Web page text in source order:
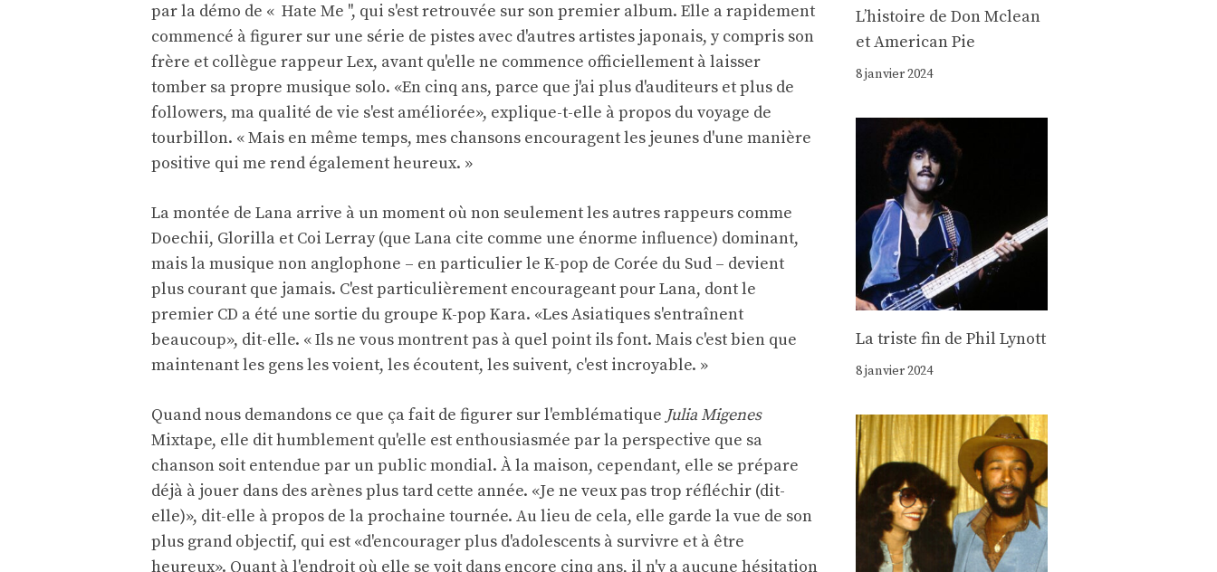
par la démo de « Hate Me '', qui s'est retrouvée sur son premier album. Elle a rapidement
commencé à figurer sur une série de pistes avec d'autres artistes japonais, y compris son
frère et collègue rappeur Lex, avant qu'elle ne commence officiellement à laisser
tomber sa propre musique solo. «En cinq ans, parce que j'ai plus d'auditeurs et plus de
followers, ma qualité de vie s'est améliorée», explique-t-elle à propos du voyage de
tourbillon. « Mais en même temps, mes chansons encouragent les jeunes d'une manière
positive qui me rend également heureux. »
La montée de Lana arrive à un moment où non seulement les autres rappeurs comme
Doechii, Glorilla et Coi Lerray (que Lana cite comme une énorme influence) dominant,
mais la musique non anglophone – en particulier le K-pop de Corée du Sud – devient
plus courant que jamais. C'est particulièrement encourageant pour Lana, dont le
premier CD a été une sortie du groupe K-pop Kara. «Les Asiatiques s'entraînent
beaucoup», dit-elle. « Ils ne vous montrent pas à quel point ils font. Mais c'est bien que
maintenant les gens les voient, les écoutent, les suivent, c'est incroyable. »
Quand nous demandons ce que ça fait de figurer sur l'emblématique Julia Migenes
Mixtape, elle dit humblement qu'elle est enthousiasmée par la perspective que sa
chanson soit entendue par un public mondial. À la maison, cependant, elle se prépare
déjà à jouer dans des arènes plus tard cette année. «Je ne veux pas trop réfléchir (dit-
elle)», dit-elle à propos de la prochaine tournée. Au lieu de cela, elle garde la vue de son
plus grand objectif, qui est «d'encourager plus d'adolescents à survivre et à être
heureux». Quant à l'endroit où elle se voit dans encore cinq ans, il n'y a aucune hésitation
Lʼhistoire de Don Mclean
et American Pie
8 janvier 2024
La triste fin de Phil Lynott
8 janvier 2024